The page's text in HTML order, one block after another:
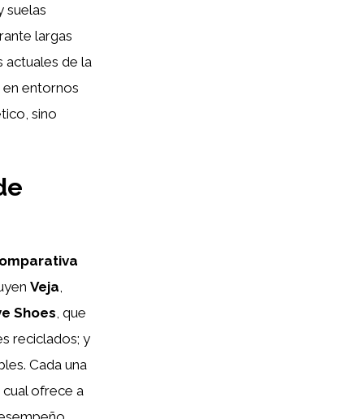
suelas
largas
actuales de la
entornos
sino
Veja,
Shoes, que
reciclados; y
Cada una
cual ofrece a